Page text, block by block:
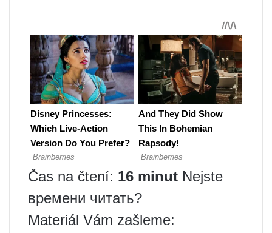
Čas na čtení: 16 minut Nejste
времени читать?
Materiál Vám zašleme: